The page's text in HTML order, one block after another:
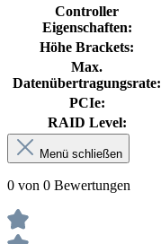
Controller
Eigenschaften:
Höhe Brackets:
Max.
Datenübertragungsrate:
PCIe:
RAID Level:
Menü schließen
0 von 0 Bewertungen